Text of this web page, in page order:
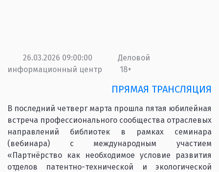
26.03.2026 09:00:00
Деловой
информационный центр
18+
ПРЯМАЯ ТРАНСЛЯЦИЯ
В последний четверг марта прошла пятая юбилейная
встреча профессионального сообщества отраслевых
направлений библиотек в рамках семинара
(вебинара) с международным участием
«Партнёрство как необходимое условие развития
отделов патентно-технической и экологической